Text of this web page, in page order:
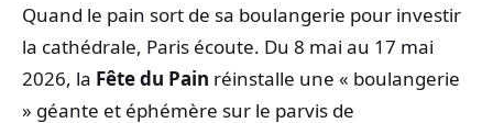
Quand le pain sort de sa boulangerie pour investir
la cathédrale, Paris écoute. Du 8 mai au 17 mai
2026, la Fête du Pain réinstalle une « boulangerie
» géante et éphémère sur le parvis de